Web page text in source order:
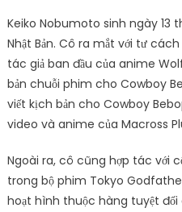
Keiko Nobumoto sinh ngày 13
Nhật Bản. Cô ra mắt với tư
tác giả ban đầu của anime
bản chuỗi phim cho Cowboy
viết kịch bản cho Cowboy
video và anime của Macross
Ngoài ra, cô cũng hợp tác với
trong bộ phim Tokyo
hoạt hình thuộc hàng tuyệt đối